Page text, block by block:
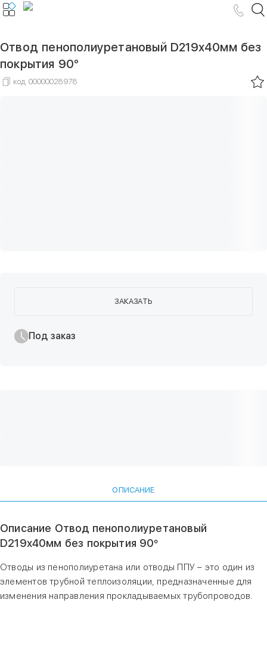
Отвод пенополиуретановый D219х40мм без
покрытия 90°
код 00000028978
ЗАКАЗАТЬ
Под заказ
ОПИСАНИЕ
Описание Отвод пенополиуретановый
D219х40мм без покрытия 90°
Отводы из пенополиуретана или отводы ППУ – это один из
элементов трубной теплоизоляции, предназначенные для
изменения направления прокладываемых трубопроводов.